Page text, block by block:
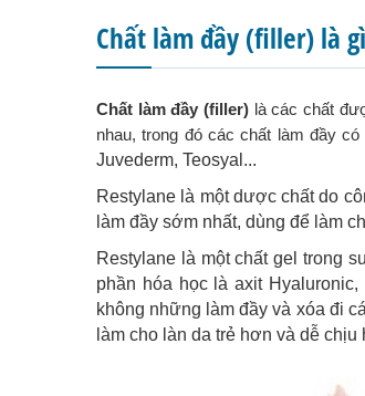
Chất làm đầy (filler) là
Chất làm đầy (filler) là các chất
nhau, trong đó các chất làm đầy
Juvederm, Teosyal...
Restylane là một dược chất do
làm đầy sớm nhất, dùng để làm
Restylane là một chất gel trong
phần hóa học là axit
không những làm đầy và xóa đi
làm cho làn da trẻ hơn và dễ chịu